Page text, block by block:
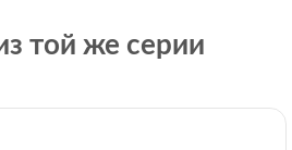
той же серии